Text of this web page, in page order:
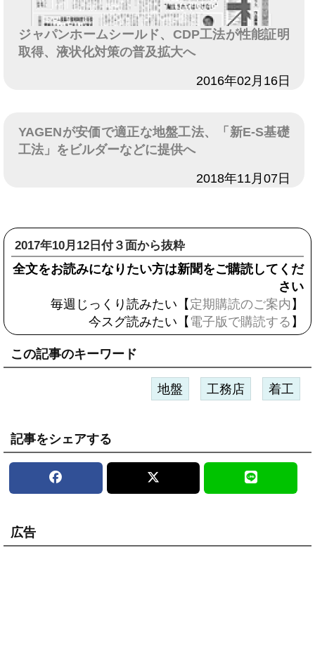
ジャパンホームシールド、CDP工法が性能証明
取得、液状化対策の普及拡大へ
2016年02月16日
YAGENが安価で適正な地盤工法、「新E-S基礎
工法」をビルダーなどに提供へ
2018年11月07日
2017年10月12日付３面から抜粋
全文をお読みになりたい方は新聞をご購読してくだ
さい
毎週じっくり読みたい【 定期購読のご案内 】
今スグ読みたい【 電子版で購読する 】
この記事のキーワード
地盤 工務店 着工
記事をシェアする
広告